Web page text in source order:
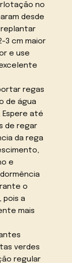
no
desde
3 cm maior
e use
regas
de água
até
de regar
da rega
e
o
pois a
mais
verdes
regular